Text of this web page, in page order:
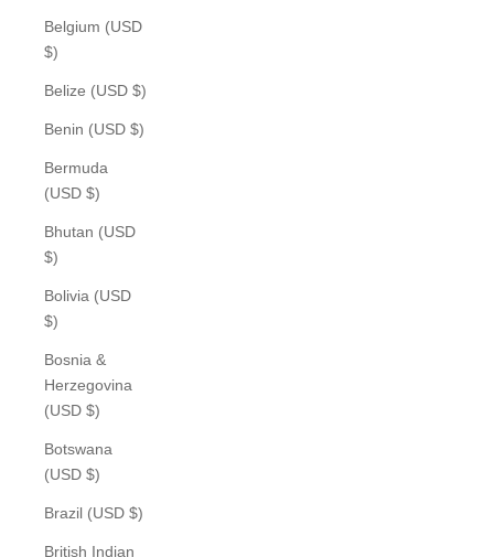
Belgium (USD
$)
Belize (USD $)
Benin (USD $)
Bermuda
(USD $)
Bhutan (USD
$)
Bolivia (USD
$)
Bosnia &
Herzegovina
(USD $)
Botswana
(USD $)
Brazil (USD $)
British Indian